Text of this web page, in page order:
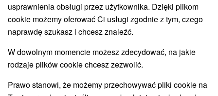
WSZYSTKO NAJTAŃSZE NAJDROŻSZE NA
usprawnienia obsługi przez użytkownika. Dzięki plikom
cookie możemy oferować Ci usługi zgodnie z tym, czego
naprawdę szukasz i chcesz znaleźć.
W dowolnym momencie możesz zdecydować, na jakie
rodzaje plików cookie chcesz zezwolić.
Prawo stanowi, że możemy przechowywać pliki cookie na